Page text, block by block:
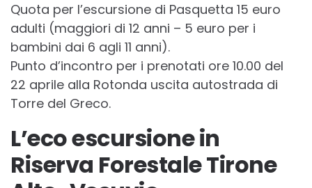
Quota per l’escursione di Pasquetta 15 euro
adulti (maggiori di 12 anni – 5 euro per i
bambini dai 6 agli 11 anni).
Punto d’incontro per i prenotati ore 10.00 del
22 aprile alla Rotonda uscita autostrada di
Torre del Greco.
L’eco escursione in
Riserva Forestale Tirone